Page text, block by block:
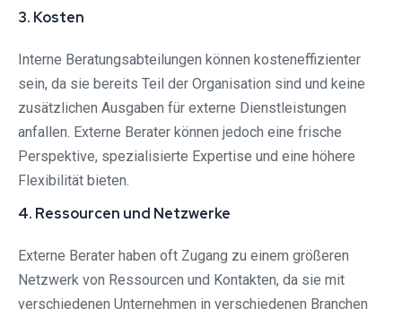
3. Kosten
Interne Beratungsabteilungen können kosteneffizienter
sein, da sie bereits Teil der Organisation sind und keine
zusätzlichen Ausgaben für externe Dienstleistungen
anfallen. Externe Berater können jedoch eine frische
Perspektive, spezialisierte Expertise und eine höhere
Flexibilität bieten.
4. Ressourcen und Netzwerke
Externe Berater haben oft Zugang zu einem größeren
Netzwerk von Ressourcen und Kontakten, da sie mit
verschiedenen Unternehmen in verschiedenen Branchen